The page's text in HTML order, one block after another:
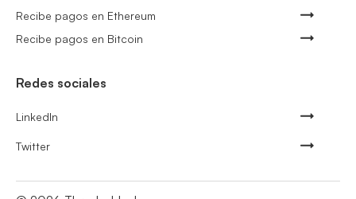
Recibe pagos en Ethereum
Recibe pagos en Bitcoin
Redes sociales
LinkedIn
Twitter